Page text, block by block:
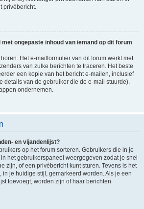
privébericht.
met ongepaste inhoud van iemand op dit forum
Het e-mailformulier van dit forum werkt met
van zulke berichten te traceren. Het beste
een kopie van het bericht e-mailen, inclusief
details van de gebruiker die de e-mail stuurde).
ondernemen.
en vijandenlijst?
op het forum sorteren. Gebruikers die in je
het gebruikerspaneel weergegeven zodat je snel
zijn, of een privébericht kunt sturen. Tevens is het
in je huidige stijl, gemarkeerd worden. Als je een
toevoegt, worden zijn of haar berichten